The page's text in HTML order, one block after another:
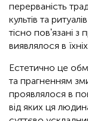
перерваність
культів та
тісно пов'язані з
виявлялося в
Естетично це
та прагненням
проявлялося в
від яких ця